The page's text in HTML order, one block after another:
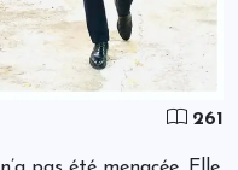
261